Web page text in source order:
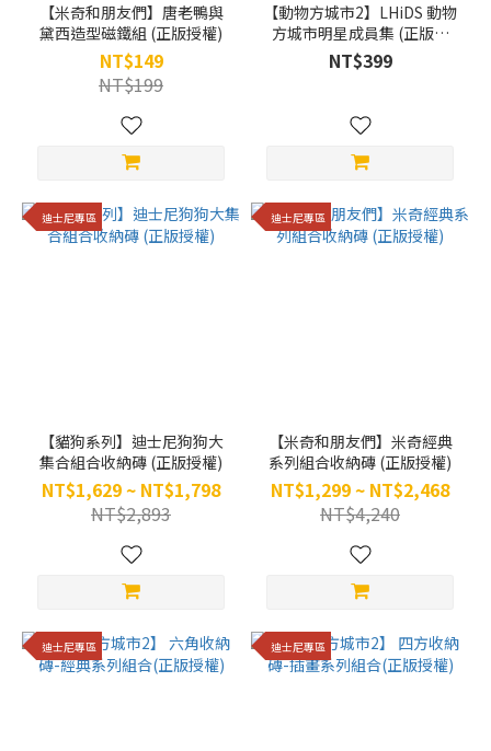
【米奇和朋友們】唐老鴨與
黛西造型磁鐵組 (正版授權)
NT$149
NT$199
【動物方城市2】LHiDS 動物
方城市明星成員集 (正版授
權)
NT$399
迪士尼專區
【貓狗系列】迪士尼狗狗大
集合組合收納磚 (正版授權)
NT$1,629 ~ NT$1,798
NT$2,893
迪士尼專區
【米奇和朋友們】米奇經典
系列組合收納磚 (正版授權)
NT$1,299 ~ NT$2,468
NT$4,240
迪士尼專區 迪士尼專區